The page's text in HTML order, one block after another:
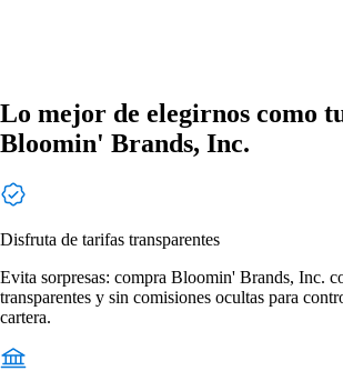
Lo mejor de elegirnos como
Bloomin' Brands, Inc.
Disfruta de tarifas transparentes
Evita sorpresas: compra Bloomin' Brands, Inc.
transparentes y sin comisiones ocultas para
cartera.